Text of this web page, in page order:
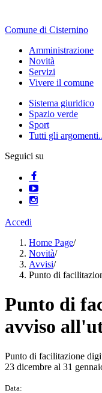
Comune di Cisternino
Amministrazione
Novità
Servizi
Vivere il comune
Sistema giuridico
Spazio verde
Sport
Tutti gli
Seguici su
Accedi
Home Page/
Novità/
Avvisi/
Punto di
Punto di
avviso
Punto di facilitazione
23 dicembre al 31
Data: